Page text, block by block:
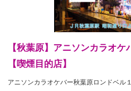
【秋葉原】アニソンカラオ
【喫煙目的店】
アニソンカラオケバー秋葉原ロンドベル